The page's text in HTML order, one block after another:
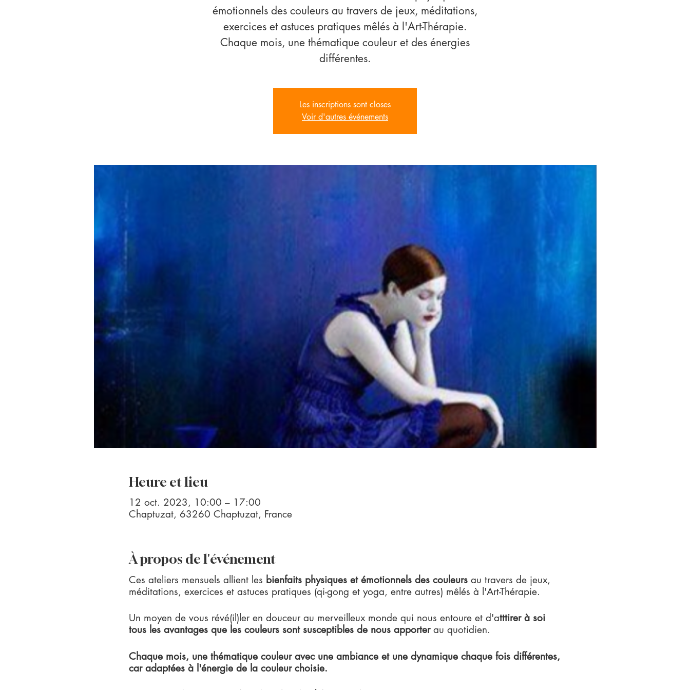
émotionnels des couleurs au travers de jeux, méditations,
exercices et astuces pratiques mêlés à l'Art-Thérapie.
Chaque mois, une thématique couleur et des énergies
différentes.
Les inscriptions sont closes
Voir d'autres événements
Heure et lieu
12 oct. 2023, 10:00 – 17:00
Chaptuzat, 63260 Chaptuzat, France
À propos de l'événement
Ces ateliers mensuels allient les bienfaits physiques et émotionnels des couleurs au travers de jeux,
méditations, exercices et astuces pratiques (qi-gong et yoga, entre autres) mêlés à l'Art-Thérapie.
Un moyen de vous révé(il)ler en douceur au merveilleux monde qui nous entoure et d'atttirer à soi
tous les avantages que les couleurs sont susceptibles de nous apporterau quotidien.
Chaque mois, une thématique couleur avec une ambiance et une dynamique chaque fois différentes,
car adaptées à l'énergie de la couleur choisie.